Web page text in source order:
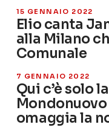
15 GENNAIO 2022
Elio canta
alla Milano
Comunale
7 GENNAIO 2022
Qui c’è solo
omaggia la